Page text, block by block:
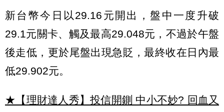
新台幣今日以29.16元開出，盤中一度升破
29.1元關卡、觸及最高29.048元，不過於午盤
後走低，更於尾盤出現急貶，最終收在日內最
低29.902元。
★【理財達人秀】投信開鍘 中小不妙? 回血又